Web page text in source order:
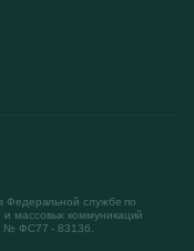
Федеральной службе по
массовых коммуникаций
№ ФС77 - 83136.